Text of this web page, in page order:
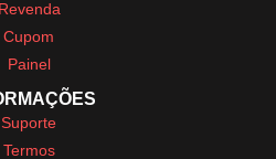
Revenda
Cupom
Painel
Suporte
Termos